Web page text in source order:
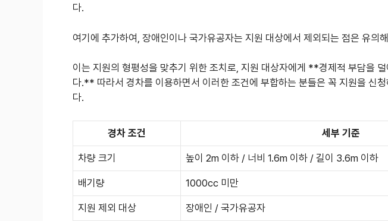
다.
여기에 추가하여, 장애인이나 국가유공자는 지원 대상에서 제외되는 점은 유의
이는 지원의 형평성을 맞추기 위한 조치로, 지원 대상자에게 **경제적 부담을
다.** 따라서 경차를 이용하면서 이러한 조건에 부합하는 분들은 꼭 지원을 신
다.
경차 조건 세부 기준
차량 크기 높이 2m 이하 / 너비 1.6m 이하 / 길이 3.6m 이하
배기량 1000cc 미만
지원 제외 대상 장애인 / 국가유공자